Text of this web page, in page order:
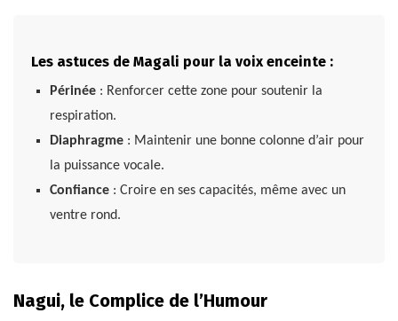
Les astuces de Magali pour la voix enceinte :
Périnée: Renforcer cette zone pour soutenir la
respiration.
Diaphragme: Maintenir une bonne colonne d’air pour
la puissance vocale.
Confiance: Croire en ses capacités, même avec un
ventre rond.
Nagui, le Complice de l’Humour